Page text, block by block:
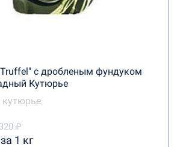
с дробленым фундуком
Кутюрье
₽
1 кг